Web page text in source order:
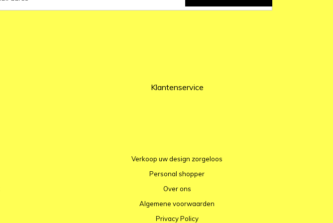
Klantenservice
Verkoop uw design zorgeloos
Personal shopper
Over ons
Algemene voorwaarden
Privacy Policy